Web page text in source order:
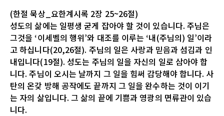
(한절 묵상_요한계시록 2장 25~26절)
성도의 삶에는 일평생 굳게 잡아야 할 것이 있습니다. 주님은
그것을 ‘이세벨의 행위’와 대조를 이루는 ‘내(주님의) 일’이라
고 하십니다(20,26절). 주님의 일은 사랑과 믿음과 섬김과 인
내입니다(19절). 성도는 주님의 일을 자신의 일로 삼아야 합
니다. 주님이 오시는 날까지 그 일을 힘써 감당해야 합니다. 사
탄의 온갖 방해 공작에도 끝까지 그 일을 완수하는 것이 이기
는 자의 삶입니다. 그 삶의 끝에 기쁨과 영광의 면류관이 있습
니다.